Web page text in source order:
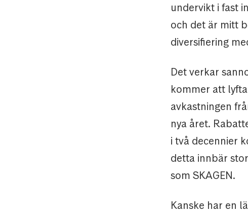
undervikt i fast
och det är mitt
diversifiering
Det verkar
kommer att
avkastningen
nya året.
i två decennier
detta innbär
som SKAGEN.
Kanske har en